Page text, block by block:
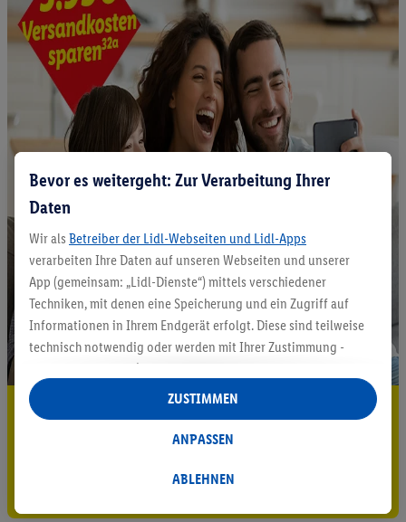
5.95 € Versand sparen³²ᵃ
Jetzt zum Newsletter anmelden
Gutschein sichern!
Bevor es weitergeht: Zur Verarbeitung Ihrer
Daten
Wir als Betreiber der Lidl-Webseiten und Lidl-Apps
verarbeiten Ihre Daten auf unseren Webseiten und unserer
App (gemeinsam: „Lidl-Dienste“) mittels verschiedener
Techniken, mit denen eine Speicherung und ein Zugriff auf
Informationen in Ihrem Endgerät erfolgt. Diese sind teilweise
technisch notwendig oder werden mit Ihrer Zustimmung -
auch durch Partner (u.a.
Verantwortliche; im Zusammenhang mit dem IAB TCF
insgesamt
Statistik-Erstellung oder für personalisierte Werbung
Datenverarbeitungen für personalisierte Werbung werden
ABLEHNEN
ANPASSEN
ZUSTIMMEN